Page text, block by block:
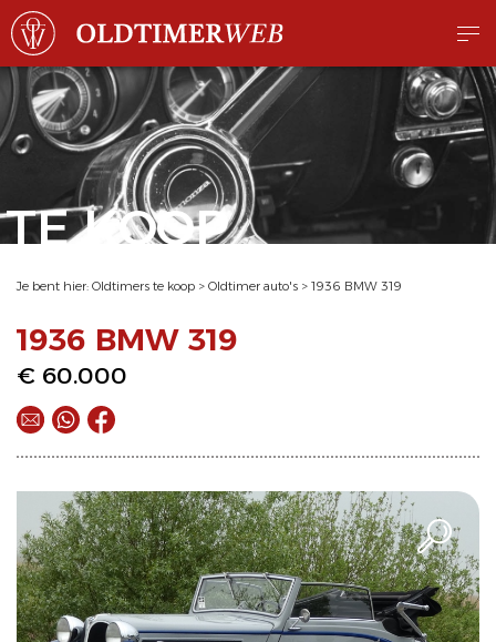
TE KOOP
Je bent hier: Oldtimers te koop > Oldtimer auto's > 1936 BMW 319
1936 BMW 319
€ 60.000